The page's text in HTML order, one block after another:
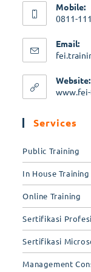
Mobile:
0811-
Email:
Website:
Services
Public Training
In House Training
Online Training
Sertifikasi
Sertifikasi
Management